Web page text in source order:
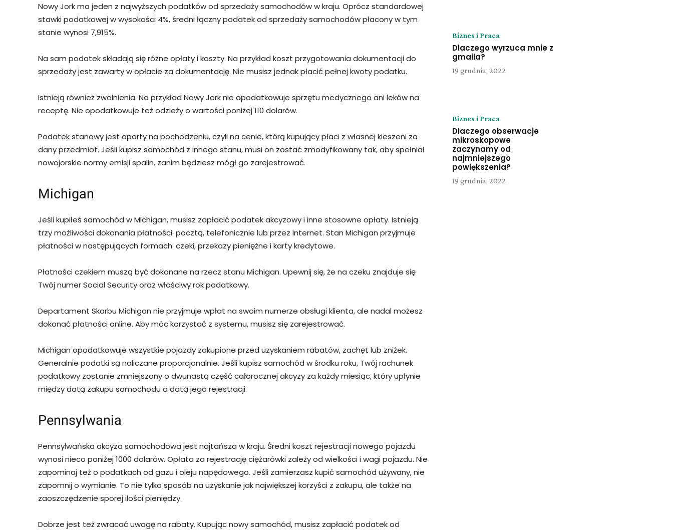
Nowy Jork ma jeden z najwyższych podatków od sprzedaży samochodów w kraju. Oprócz standardowej
stawki podatkowej w wysokości 4%, średni łączny podatek od sprzedaży samochodów płacony w tym
stanie wynosi 7,915%.
Na sam podatek składają się różne opłaty i koszty. Na przykład koszt przygotowania dokumentacji do
sprzedaży jest zawarty w opłacie za dokumentację. Nie musisz jednak płacić pełnej kwoty podatku.
Istnieją również zwolnienia. Na przykład Nowy Jork nie opodatkowuje sprzętu medycznego ani leków na
receptę. Nie opodatkowuje też odzieży o wartości poniżej 110 dolarów.
Podatek stanowy jest oparty na pochodzeniu, czyli na cenie, którą kupujący płaci z własnej kieszeni za
dany przedmiot. Jeśli kupisz samochód z innego stanu, musi on zostać zmodyfikowany tak, aby spełniał
nowojorskie normy emisji spalin, zanim będziesz mógł go zarejestrować.
Michigan
Jeśli kupiłeś samochód w Michigan, musisz zapłacić podatek akcyzowy i inne stosowne opłaty. Istnieją
trzy możliwości dokonania płatności: pocztą, telefonicznie lub przez Internet. Stan Michigan przyjmuje
płatności w następujących formach: czeki, przekazy pieniężne i karty kredytowe.
Płatności czekiem muszą być dokonane na rzecz stanu Michigan. Upewnij się, że na czeku znajduje się
Twój numer Social Security oraz właściwy rok podatkowy.
Departament Skarbu Michigan nie przyjmuje wpłat na swoim numerze obsługi klienta, ale nadal możesz
dokonać płatności online. Aby móc korzystać z systemu, musisz się zarejestrować.
Michigan opodatkowuje wszystkie pojazdy zakupione przed uzyskaniem rabatów, zachęt lub zniżek.
Generalnie podatki są naliczane proporcjonalnie. Jeśli kupisz samochód w środku roku, Twój rachunek
podatkowy zostanie zmniejszony o dwunastą część całorocznej akcyzy za każdy miesiąc, który upłynie
między datą zakupu samochodu a datą jego rejestracji.
Pennsylwania
Pennsylwańska akcyza samochodowa jest najtańsza w kraju. Średni koszt rejestracji nowego pojazdu
wynosi nieco poniżej 1000 dolarów. Opłata za rejestrację ciężarówki zależy od wielkości i wagi pojazdu. Nie
zapominaj też o podatkach od gazu i oleju napędowego. Jeśli zamierzasz kupić samochód używany, nie
zapomnij o wymianie. To nie tylko sposób na uzyskanie jak największej korzyści z zakupu, ale także na
zaoszczędzenie sporej ilości pieniędzy.
Dobrze jest też zwracać uwagę na rabaty. Kupując nowy samochód, musisz zapłacić podatek od
Biznes i Praca
Dlaczego wyrzuca mnie z
gmaila?
19 grudnia, 2022
Biznes i Praca
Dlaczego obserwacje
mikroskopowe
zaczynamy od
najmniejszego
powiększenia?
19 grudnia, 2022